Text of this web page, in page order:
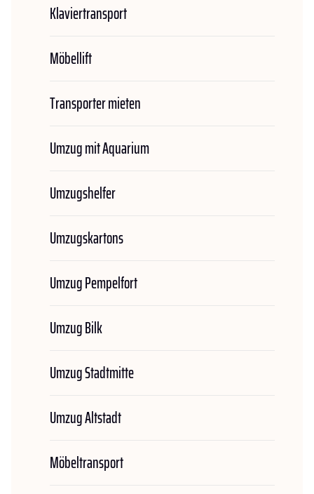
Klaviertransport
Möbellift
Transporter mieten
Umzug mit Aquarium
Umzugshelfer
Umzugskartons
Umzug Pempelfort
Umzug Bilk
Umzug Stadtmitte
Umzug Altstadt
Möbeltransport